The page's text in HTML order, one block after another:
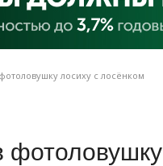
лосиху с лосёнком
фотоловушку